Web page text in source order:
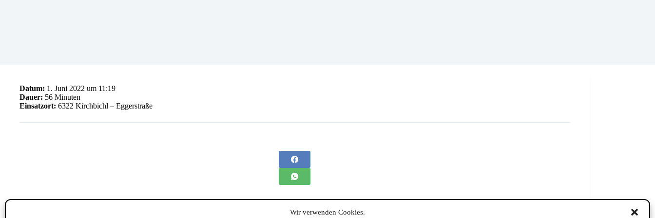
Wir verwenden Cookies.
Datum: 1. Juni 2022 um 11:19
Dauer: 56 Minuten
Einsatzort: 6322 Kirchbichl – Eggerstraße